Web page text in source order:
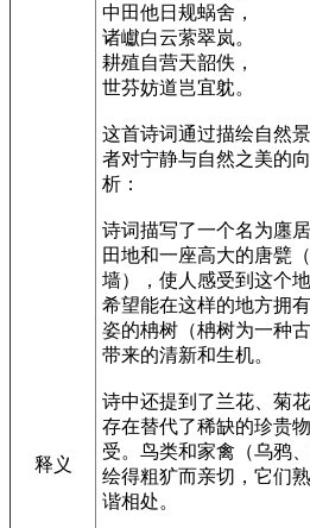
释义
中田他日规蜗舍，
诸巘白云萦翠岚。
耕殖自营天韶佚，
世芬妨道岂宜躭。
这首诗词通过描绘自然
者对宁静与自然之美的
析：
诗词描写了一个名为廛
田地和一座高大的唐甓
墙），使人感受到这个
希望能在这样的地方拥
姿的柟树（柟树为一种
带来的清新和生机。
诗中还提到了兰花、菊
存在替代了稀缺的珍贵
受。鸟类和家禽（乌鸦
绘得粗犷而亲切，它们
谐相处。